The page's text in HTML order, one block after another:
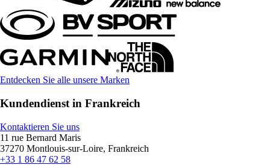
Entdecken Sie alle unsere Marken
Kundendienst in Frankreich
Kontaktieren Sie uns
11 rue Bernard Maris
37270 Montlouis-sur-Loire, Frankreich
+33 1 86 47 62 58